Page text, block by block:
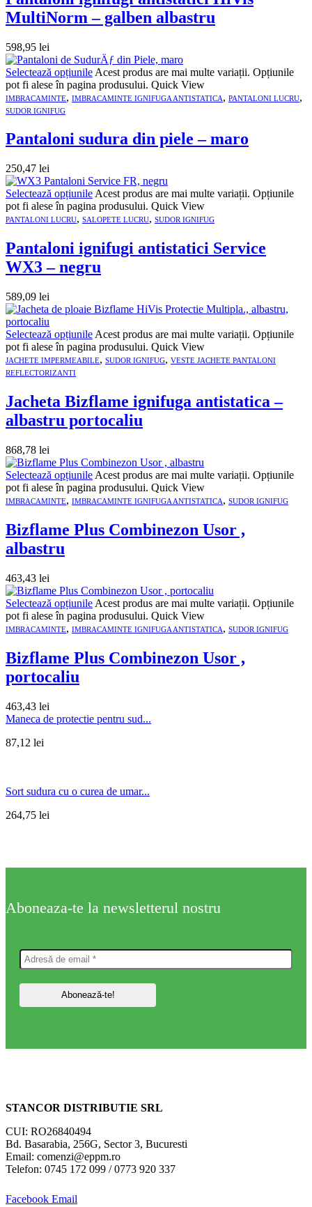
MultiNorm – galben albastru
598,95 lei
Selectează opțiunile Acest produs are mai multe variații. Opțiunile
pot fi alese în pagina produsului. Quick View
IMBRACAMINTE, IMBRACAMINTE IGNIFUGA ANTISTATICA, PANTALONI LUCRU,
SUDOR IGNIFUG
Pantaloni sudura din piele – maro
250,47 lei
Selectează opțiunile Acest produs are mai multe variații. Opțiunile
pot fi alese în pagina produsului. Quick View
PANTALONI LUCRU, SALOPETE LUCRU, SUDOR IGNIFUG
Pantaloni ignifugi antistatici Service
WX3 – negru
589,09 lei
Selectează opțiunile Acest produs are mai multe variații. Opțiunile
pot fi alese în pagina produsului. Quick View
JACHETE IMPERMEABILE, SUDOR IGNIFUG, VESTE JACHETE PANTALONI
REFLECTORIZANTI
Jacheta Bizflame ignifuga antistatica –
albastru portocaliu
868,78 lei
Selectează opțiunile Acest produs are mai multe variații. Opțiunile
pot fi alese în pagina produsului. Quick View
IMBRACAMINTE, IMBRACAMINTE IGNIFUGA ANTISTATICA, SUDOR IGNIFUG
Bizflame Plus Combinezon Usor ,
albastru
463,43 lei
Selectează opțiunile Acest produs are mai multe variații. Opțiunile
pot fi alese în pagina produsului. Quick View
IMBRACAMINTE, IMBRACAMINTE IGNIFUGA ANTISTATICA, SUDOR IGNIFUG
Bizflame Plus Combinezon Usor ,
portocaliu
463,43 lei
Maneca de protectie pentru sud...
87,12 lei
Sort sudura cu o curea de umar...
264,75 lei
Aboneaza-te la newsletterul nostru
STANCOR DISTRIBUTIE SRL
CUI: RO26840494
Bd. Basarabia, 256G, Sector 3, Bucuresti
Email: comenzi@eppm.ro
Telefon: 0745 172 099 / 0773 920 337
Facebook Email